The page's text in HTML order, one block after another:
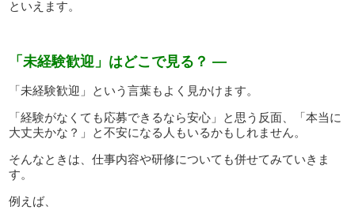
といえます。
「未経験歓迎」はどこで見る？ —
「未経験歓迎」という言葉もよく見かけます。
「経験がなくても応募できるなら安心」と思う反面、「本当に
大丈夫かな？」と不安になる人もいるかもしれません。
そんなときは、仕事内容や研修についても併せてみていきま
す。
例えば、